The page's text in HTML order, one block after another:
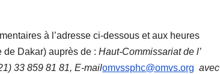
à l’adresse ci-dessous et aux heures
Dakar) auprès de : Haut-Commissariat de l’
33 859 81 81, E-mailomvssphc@omvs.org avec